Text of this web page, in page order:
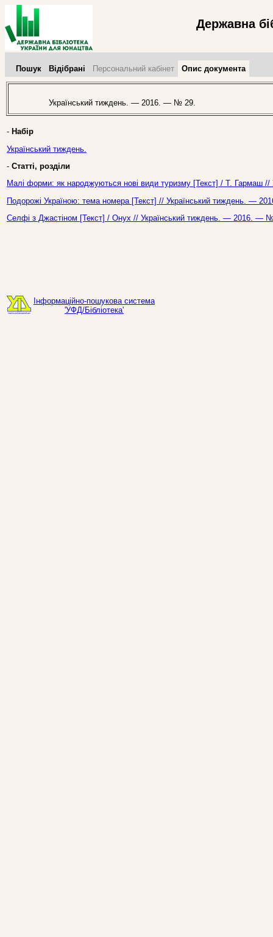
Державна
Пошук Відібрані Персональний кабінет Опис документа
Український тиждень. — 2016. — № 29.
- Набір
Український тиждень.
- Статті, розділи
Малі форми: як народжуються нові види туризму [Текст] / Т.
Подорожі Україною: тема номера [Текст] // Український тиждень. —
Селфі з Джастіном [Текст] / Онух // Український тиждень. — 2016. —
Інформаційно-пошукова система
'УФД/Бібліотека'